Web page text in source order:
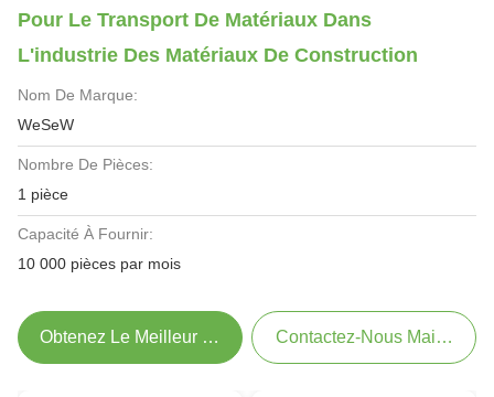
Pour Le Transport De Matériaux Dans
L'industrie Des Matériaux De Construction
Nom De Marque:
WeSeW
Nombre De Pièces:
1 pièce
Capacité À Fournir:
10 000 pièces par mois
Obtenez Le Meilleur Prix Contactez-Nous Maintenant